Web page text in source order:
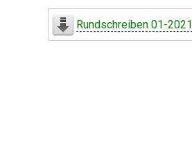
Rundschreiben 01-2021